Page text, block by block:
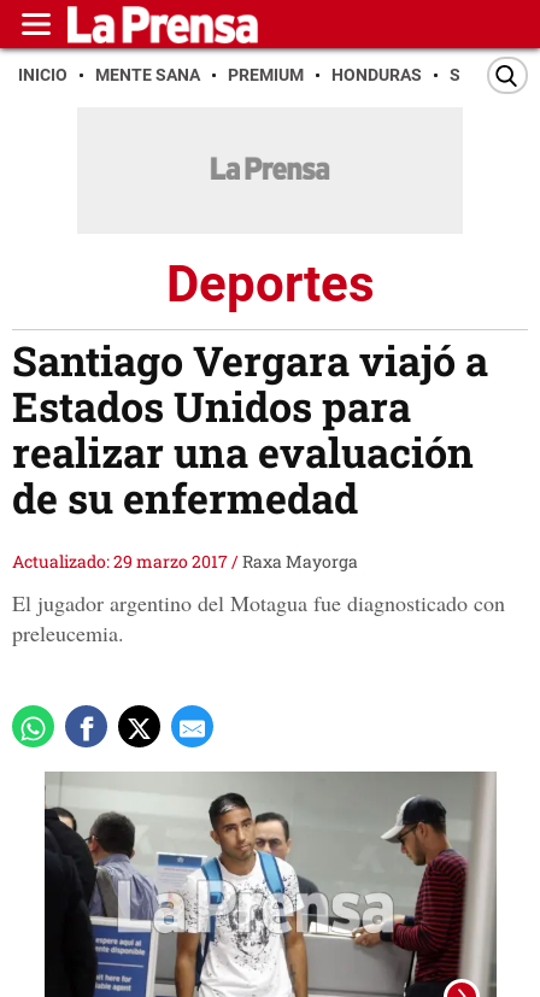
INICIO MENTE SANA PREMIUM HONDURAS SAN PEDRO
Deportes
Santiago Vergara viajó a
Estados Unidos para
realizar una evaluación
de su enfermedad
Actualizado: 29 marzo 2017/Raxa Mayorga
El jugador argentino del Motagua fue diagnosticado con
preleucemia.